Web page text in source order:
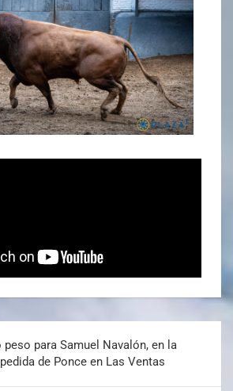
peso para Samuel Navalón, en la
de Ponce en Las Ventas